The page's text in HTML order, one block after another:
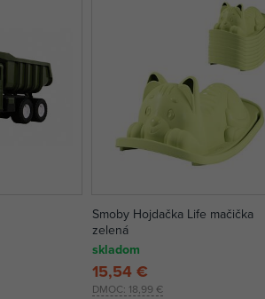
Smoby Hojdačka Life mačička
zelená
skladom
DMOC: 18,99 €
15,54 €